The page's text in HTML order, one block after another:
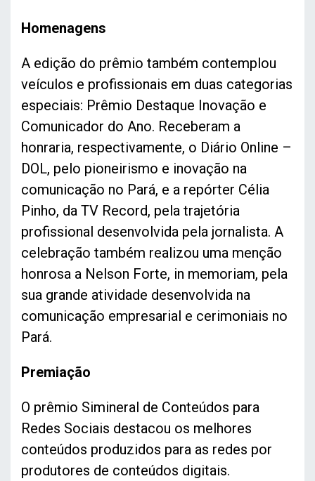
Homenagens
A edição do prêmio também contemplou
veículos e profissionais em duas categorias
especiais: Prêmio Destaque Inovação e
Comunicador do Ano. Receberam a
honraria, respectivamente, o Diário Online –
DOL, pelo pioneirismo e inovação na
comunicação no Pará, e a repórter Célia
Pinho, da TV Record, pela trajetória
profissional desenvolvida pela jornalista. A
celebração também realizou uma menção
honrosa a Nelson Forte, in memoriam, pela
sua grande atividade desenvolvida na
comunicação empresarial e cerimoniais no
Pará.
Premiação
O prêmio Simineral de Conteúdos para
Redes Sociais destacou os melhores
conteúdos produzidos para as redes por
produtores de conteúdos digitais.